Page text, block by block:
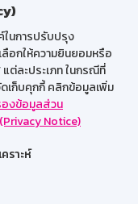
ในการปรับปรุง
อกให้ความยินยอมหรือ
ต่ละประเภท ในกรณีที่
ดเก็บคุกกี้ คลิกข้อมูลเพิ่ม
งข้อมูลส่วน
Notice)
ราะห์
M-Search